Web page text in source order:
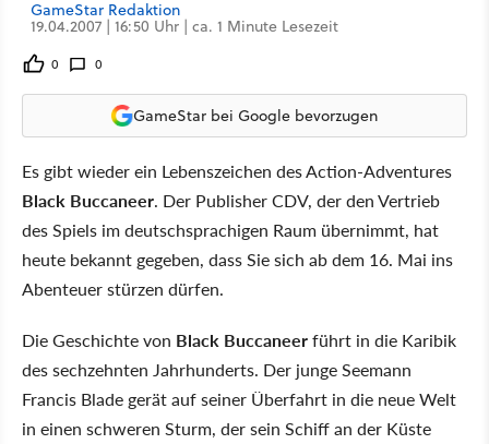
GameStar Redaktion
19.04.2007 | 16:50 Uhr | ca. 1 Minute Lesezeit
0 0
GameStar bei Google bevorzugen
Es gibt wieder ein Lebenszeichen des Action-Adventures
Black Buccaneer. Der Publisher CDV, der den Vertrieb
des Spiels im deutschsprachigen Raum übernimmt, hat
heute bekannt gegeben, dass Sie sich ab dem 16. Mai ins
Abenteuer stürzen dürfen.
Die Geschichte von Black Buccaneerführt in die Karibik
des sechzehnten Jahrhunderts. Der junge Seemann
Francis Blade gerät auf seiner Überfahrt in die neue Welt
in einen schweren Sturm, der sein Schiff an der Küste